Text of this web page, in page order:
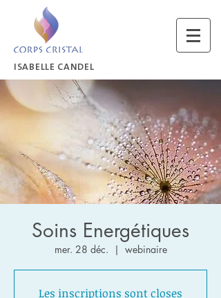
ISABELLE CANDEL
Soins Energétiques
mer. 28 déc.
  |
webinaire
Les inscriptions sont closes